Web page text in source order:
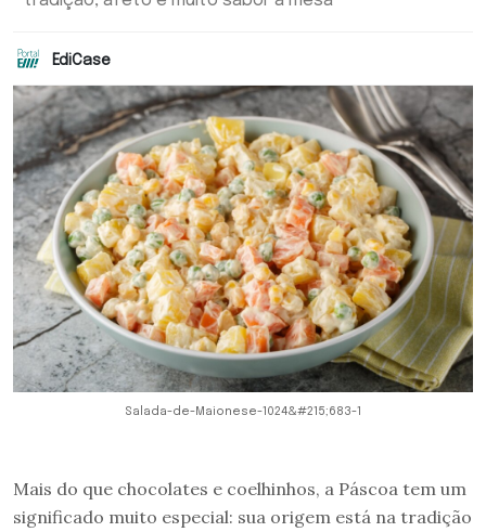
EdiCase
Salada-de-Maionese-1024&#215;683-1
Mais do que chocolates e coelhinhos, a Páscoa tem um
significado muito especial: sua origem está na tradição